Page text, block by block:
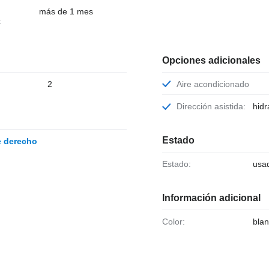
más de 1 mes
2
derecho
Opciones adicionales
Aire acondicionado
Dirección asistida:
Estado
Estado:
Información adicional
Color: